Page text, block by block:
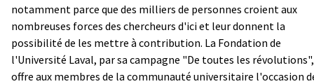
notamment parce que des milliers de personnes croient aux
nombreuses forces des chercheurs d'ici et leur donnent la
possibilité de les mettre à contribution. La Fondation de
l'Université Laval, par sa campagne "De toutes les révolutions",
offre aux membres de la communauté universitaire l'occasion